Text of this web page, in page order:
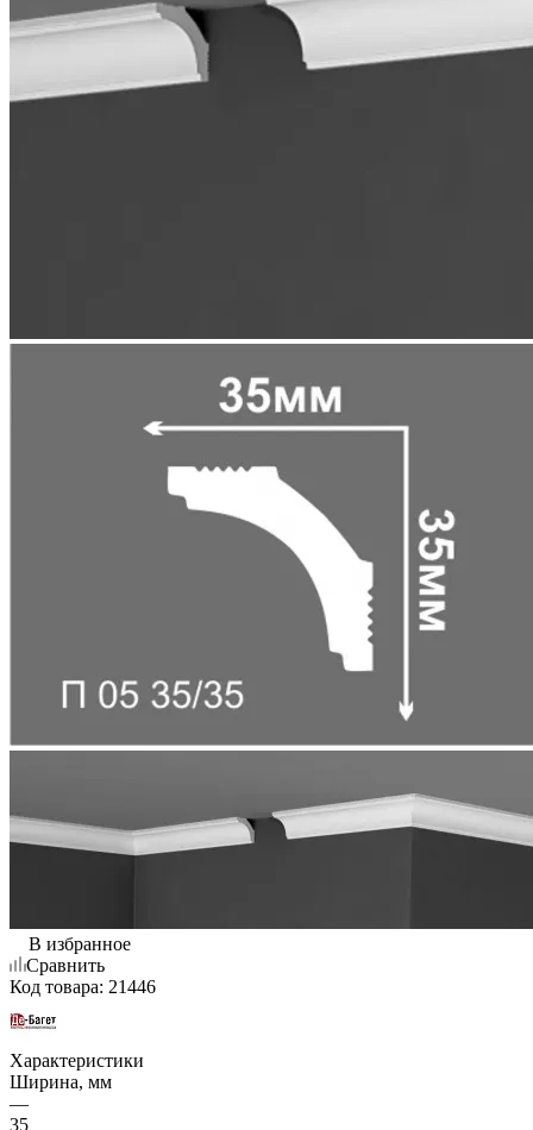
В избранное
Сравнить
Код товара: 21446
Характеристики
Ширина, мм
—
35